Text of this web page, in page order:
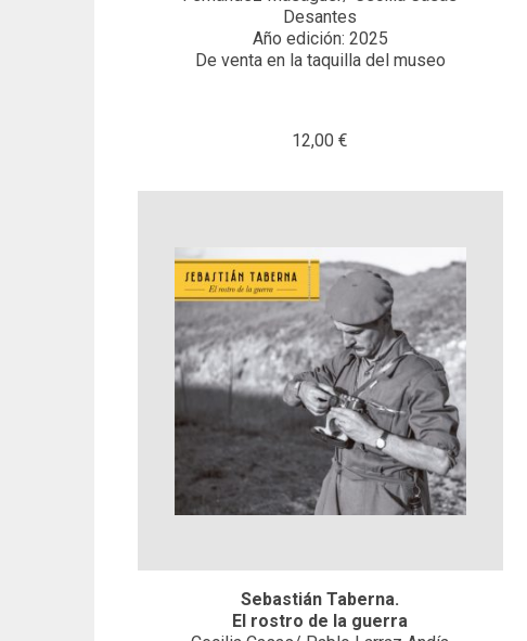
Desantes
Año edición: 2025
De venta en la taquilla del museo
12,00 €
Sebastián Taberna.
El rostro de la guerra